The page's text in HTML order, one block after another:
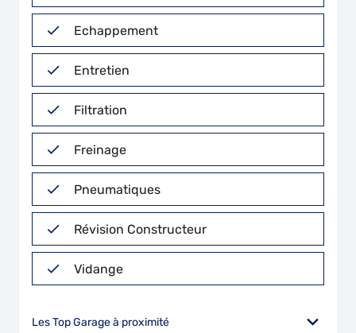
Echappement
Entretien
Filtration
Freinage
Pneumatiques
Révision Constructeur
Vidange
Les Top Garage à proximité